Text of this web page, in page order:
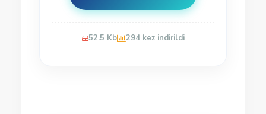
52.5 Kb 294 kez indirildi